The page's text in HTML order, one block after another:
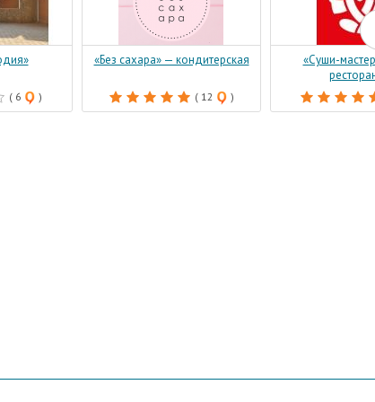
( 6 )
«Без сахара» — кондитерская
( 12 )
«Суши-